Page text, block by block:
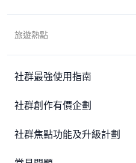
旅遊熱點
社群最強使用指南
社群創作有價企劃
社群焦點功能及升級計劃